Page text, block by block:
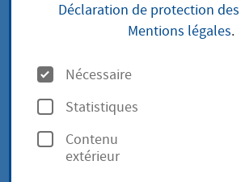
Déclaration de protection
Mentions légales.
O
p
t
i
Nécessaire
Statistiques
Contenu
extérieur